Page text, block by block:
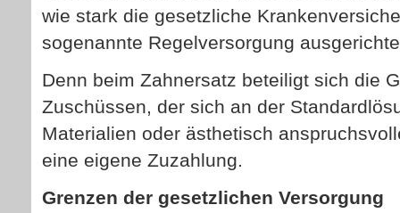
wie stark die gesetzliche
sogenannte Regelversorgung
Denn beim Zahnersatz beteiligt sich die
Zuschüssen, der sich an der
Materialien oder ästhetisch
eine eigene Zuzahlung.
Grenzen der gesetzlichen Versorgung